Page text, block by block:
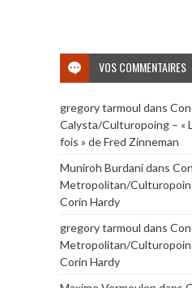
VOS COMMENTAIRES
gregory tarmoul dans
Calysta/Culturopoing – «
fois » de Fred Zinneman
Muniroh Burdanidans
Metropolitan/
Corin Hardy
gregory tarmoul dans
Metropolitan/
Corin Hardy